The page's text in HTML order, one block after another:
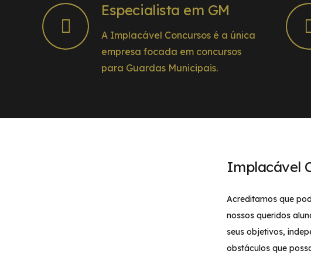
Especialista em GM
A Implacável Concursos é a única
empresa focada em concursos
para Guardas Municipais.
Implacável
Acreditamos que
nossos queridos
seus objetivos,
obstáculos que